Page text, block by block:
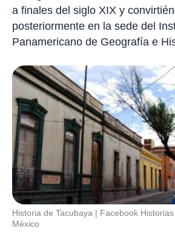
a finales del siglo XIX y
posteriormente en la sede del
Panamericano de Geografía e
Historia de Tacubaya
Facebook
México